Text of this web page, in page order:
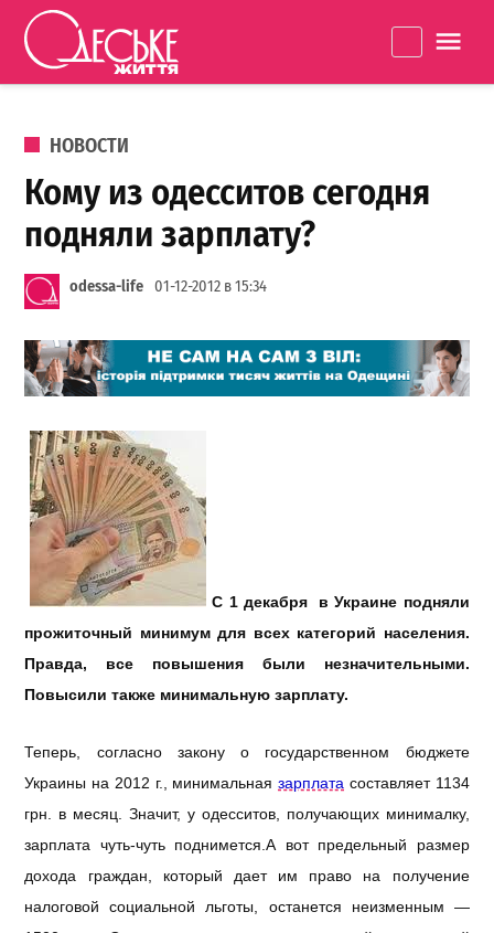
Перейти к содержанию
життя
ОПУБЛИКОВАНО В
НОВОСТИ
Кому из одесситов сегодня
подняли зарплату?
odessa-life 01-12-2012 в 15:34
С 1 декабря в Украине подняли
прожиточный минимум для всех категорий населения.
Правда, все повышения были незначительными.
Повысили также минимальную зарплату.
Теперь, согласно закону о государственном бюджете
Украины на 2012 г., минимальнаязарплата составляет 1134
грн. в месяц. Значит, у одесситов, получающих минималку,
зарплата чуть-чуть поднимется.А вот предельный размер
дохода граждан, который дает им право на получение
налоговой социальной льготы, останется неизменным —